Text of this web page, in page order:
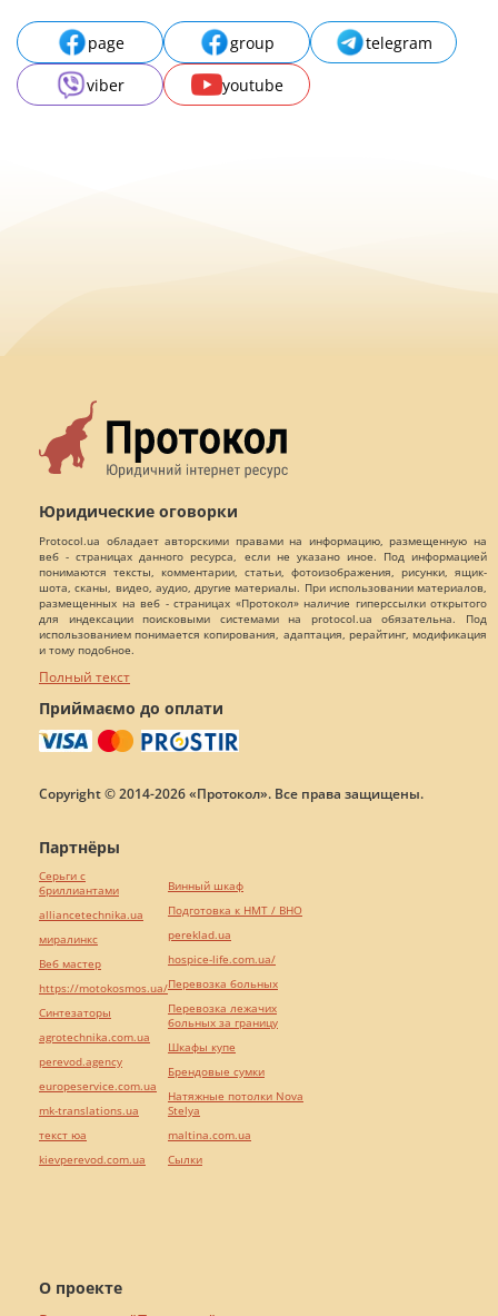
page group
telegram
viber
youtube
Юридические оговорки
Protocol.ua обладает авторскими правами на информацию, размещенную на
веб - страницах данного ресурса, если не указано иное. Под информацией
понимаются тексты, комментарии, статьи, фотоизображения, рисунки, ящик-
шота, сканы, видео, аудио, другие материалы. При использовании материалов,
размещенных на веб - страницах «Протокол» наличие гиперссылки открытого
для индексации поисковыми системами на protocol.ua обязательна. Под
использованием понимается копирования, адаптация, рерайтинг, модификация
и тому подобное.
Полный текст
Приймаємо до оплати
Copyright © 2014-2026 «Протокол». Все права защищены.
О проекте
Партнёры
Серьги с
бриллиантами
alliancetechnika.ua
миралинкс
Веб мастер
https://motokosmos.ua/
Синтезаторы
agrotechnika.com.ua
perevod.agency
europeservice.com.ua
mk-translations.ua
текст юа
kievperevod.com.ua
Винный шкаф
Подготовка к НМТ / ВНО
pereklad.ua
hospice-life.com.ua/
Перевозка больных
Перевозка лежачих
больных за границу
Шкафы купе
Брендовые сумки
Натяжные потолки Nova
Stelya
maltina.com.ua
Cылки